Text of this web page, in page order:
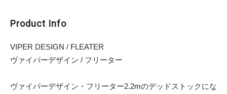
Product Info
VIPER DESIGN / FLEATER
ヴァイパーデザイン / フリーター
ヴァイパーデザイン・フリーター2.2mのデッドストックにな